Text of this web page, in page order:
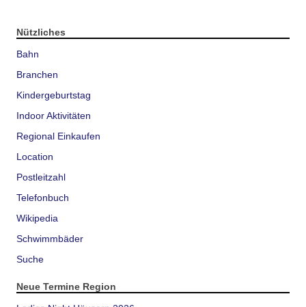
Nützliches
Bahn
Branchen
Kindergeburtstag
Indoor Aktivitäten
Regional Einkaufen
Location
Postleitzahl
Telefonbuch
Wikipedia
Schwimmbäder
Suche
Neue Termine Region